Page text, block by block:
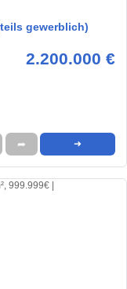
gewerblich)
2.200.000 €
➦ ➜